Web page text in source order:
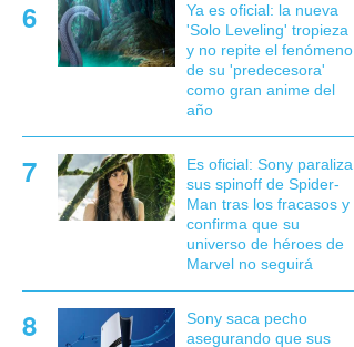
Ya es oficial: la nueva
'Solo Leveling' tropieza
y no repite el fenómeno
de su 'predecesora'
como gran anime del
año
Es oficial: Sony paraliza
sus spinoff de Spider-
Man tras los fracasos y
confirma que su
universo de héroes de
Marvel no seguirá
Sony saca pecho
asegurando que sus